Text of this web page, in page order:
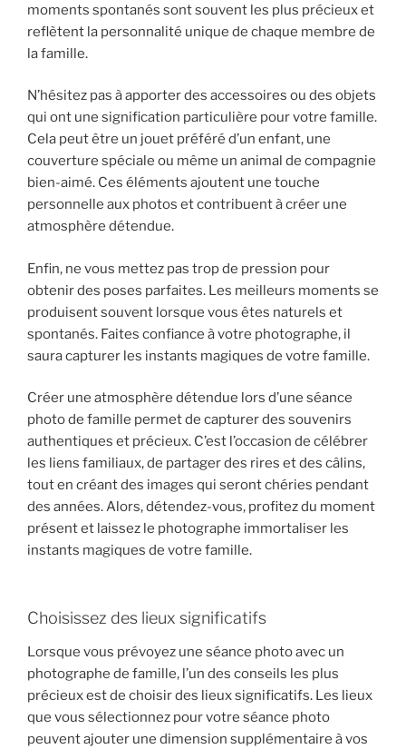
moments spontanés sont souvent les plus précieux et
reflètent la personnalité unique de chaque membre de
la famille.
N’hésitez pas à apporter des accessoires ou des objets
qui ont une signification particulière pour votre famille.
Cela peut être un jouet préféré d’un enfant, une
couverture spéciale ou même un animal de compagnie
bien-aimé. Ces éléments ajoutent une touche
personnelle aux photos et contribuent à créer une
atmosphère détendue.
Enfin, ne vous mettez pas trop de pression pour
obtenir des poses parfaites. Les meilleurs moments se
produisent souvent lorsque vous êtes naturels et
spontanés. Faites confiance à votre photographe, il
saura capturer les instants magiques de votre famille.
Créer une atmosphère détendue lors d’une séance
photo de famille permet de capturer des souvenirs
authentiques et précieux. C’est l’occasion de célébrer
les liens familiaux, de partager des rires et des câlins,
tout en créant des images qui seront chéries pendant
des années. Alors, détendez-vous, profitez du moment
présent et laissez le photographe immortaliser les
instants magiques de votre famille.
Choisissez des lieux significatifs
Lorsque vous prévoyez une séance photo avec un
photographe de famille, l’un des conseils les plus
précieux est de choisir des lieux significatifs. Les lieux
que vous sélectionnez pour votre séance photo
peuvent ajouter une dimension supplémentaire à vos